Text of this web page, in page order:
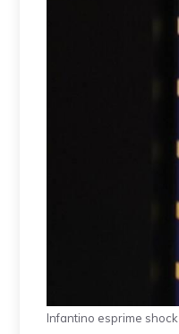
Infantino esprime